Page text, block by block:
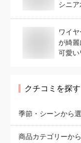
シニ
ワイ
が綺麗
可愛い
クチコミを探す
季節・シーンから
商品カテゴリーか